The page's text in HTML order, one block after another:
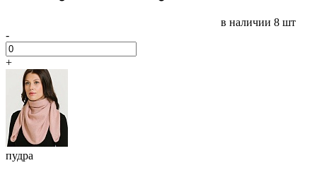
в наличии 8 шт
-
+
пудра